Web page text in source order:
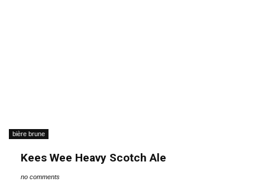
bière brune
Kees Wee Heavy Scotch Ale
no comments